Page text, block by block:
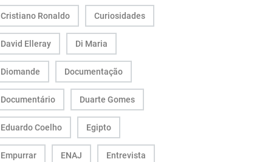
Cristiano Ronaldo Curiosidades
David Elleray Di Maria
Diomande Documentação
Documentário Duarte Gomes
Eduardo Coelho Egipto
Empurrar ENAJ Entrevista